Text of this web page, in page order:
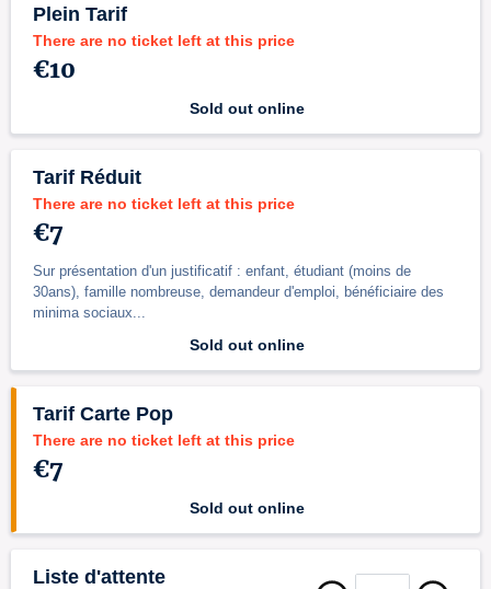
Plein Tarif
There are no ticket left at this price
€10
Sold out online
Tarif Réduit
There are no ticket left at this price
€7
Sur présentation d'un justificatif : enfant, étudiant (moins de
30ans), famille nombreuse, demandeur d'emploi, bénéficiaire des
minima sociaux...
Sold out online
Tarif Carte Pop
There are no ticket left at this price
€7
Sold out online
Liste d'attente